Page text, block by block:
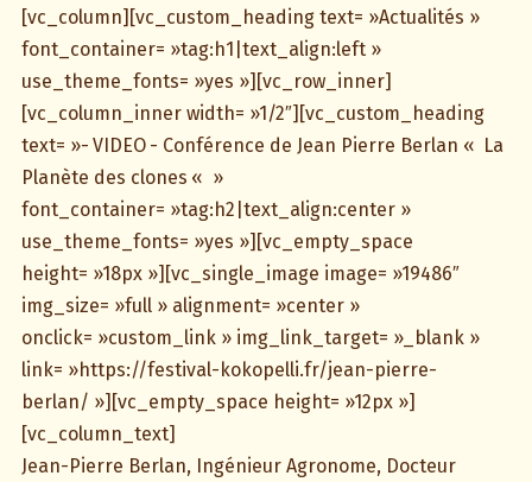
[vc_column][vc_custom_heading text= »Actualités »
font_container= »tag:h1|text_align:left »
use_theme_fonts= »yes »][vc_row_inner]
[vc_column_inner width= »1/2″][vc_custom_heading
text= »- VIDEO - Conférence de Jean Pierre Berlan « La
Planète des clones « »
font_container= »tag:h2|text_align:center »
use_theme_fonts= »yes »][vc_empty_space
height= »18px »][vc_single_image image= »19486″
img_size= »full » alignment= »center »
onclick= »custom_link » img_link_target= »_blank »
link= »https://festival-kokopelli.fr/jean-pierre-
berlan/ »][vc_empty_space height= »12px »]
[vc_column_text]
Jean-Pierre Berlan, Ingénieur Agronome, Docteur